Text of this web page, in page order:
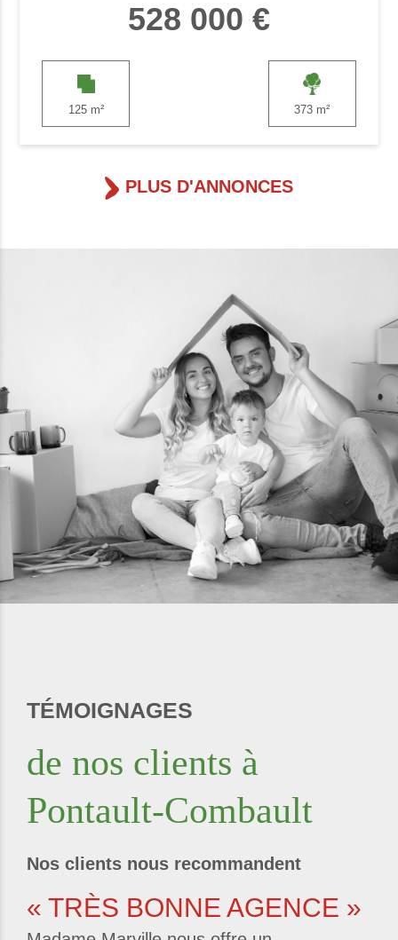
528 000 €
125 m² 373 m²
PLUS D'ANNONCES
TÉMOIGNAGES
de nos clients à
Pontault-Combault
Nos clients nous recommandent
« TRÈS BONNE AGENCE »